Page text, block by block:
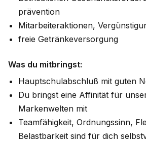
prävention
Mitarbeiteraktionen,
freie Getränkeversorgung
Was du mitbringst:
Hauptschulabschluß mit guten
Du bringst eine Affinität für
Markenwelten mit
Teamfähigkeit, Ordnungssinn,
Belastbarkeit sind für dich